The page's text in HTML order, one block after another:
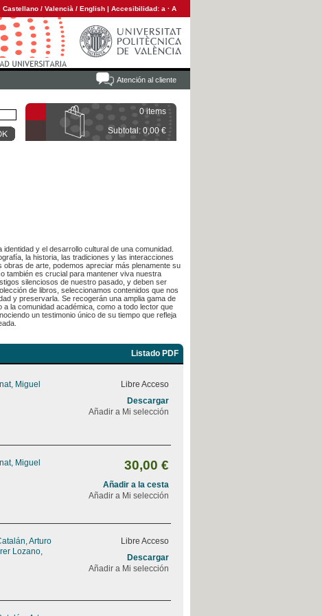
Castellano / Valencià / English | Accesibilidad: a · A
Atención al cliente
0 items
Subtotal: 0,00 €
y el desarrollo cultural de una comunidad.
la historia, las tradiciones y las interacciones
de arte, podemos apreciar más plenamente su
también es crucial para mantener viva nuestra
silenciosos de nuestro pasado, y deben ser
de libros, seleccionamos contenidos que nos
y preservarla. Se recogerán una amplia gama de
la comunidad académica, como a todo lector que
un testimonio único de su tiempo que refleja
Listado PDF
Miguel
Libre Acceso
Descargar
Añadir a Mi selección
Miguel 30,00 €
Añadir a la cesta
Añadir a Mi selección
Arturo
Lozano,
Libre Acceso
Descargar
Añadir a Mi selección